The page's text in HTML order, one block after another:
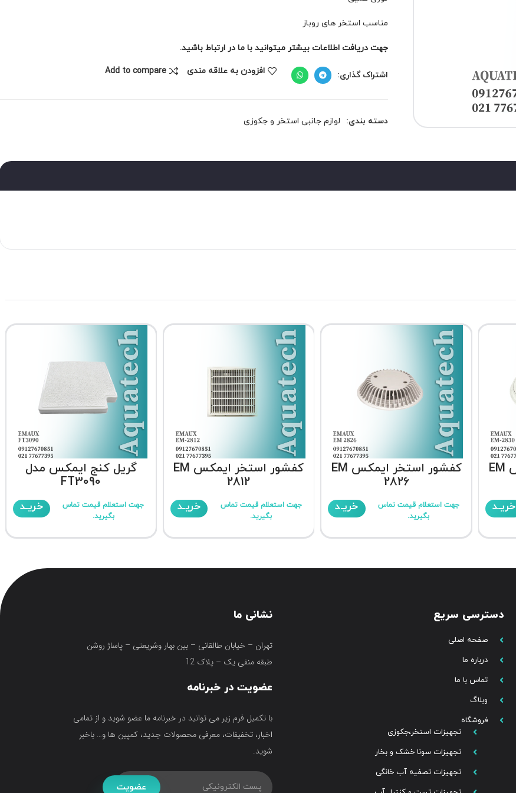
مناسب استخر های روباز
جهت دریافت اطلاعات بیشتر میتوانید با ما در ارتباط باشید.
اشتراک گذاری: افزودن به علاقه مندی Add to compare
دسته بندی: لوازم جانبی استخر و جکوزی
کفشور استخر ایمکس EM
خریـد
کفشور استخر ایمکس EM
2826
جهت استعلام قیمت تماس
بگیرید.
خریـد
کفشور استخر ایمکس EM
2812
جهت استعلام قیمت تماس
بگیرید.
خریـد
گریل کنج ایمکس مدل
FT3090
جهت استعلام قیمت تماس
بگیرید.
خریـد
دسترسی سریع
صفحه اصلی
درباره ما
تماس با ما
وبلاگ
فروشگاه
تجهیزات استخر،جکوزی
تجهیزات سونا خشک و بخار
تجهیزات تصفیه آب خانگی
نشانی ما
تهران – خیابان طالقانی – بین بهار وشریعتی – پاساژ روشن
طبقه منفی یک – پلاک 12
عضویت در خبرنامه
با تکمیل فرم زیر می توانید در خبرنامه ما عضو شوید و از تمامی
اخبار، تخفیفات، معرفی محصولات جدید، کمپین ها و… باخبر
شوید.
عضویت